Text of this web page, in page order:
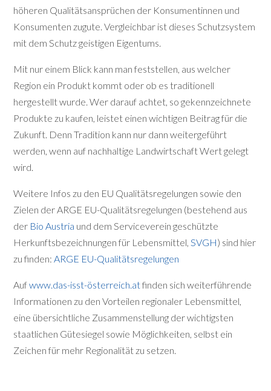
höheren Qualitätsansprüchen der Konsumentinnen und
Konsumenten zugute. Vergleichbar ist dieses Schutzsystem
mit dem Schutz geistigen Eigentums.
Mit nur einem Blick kann man feststellen, aus welcher
Region ein Produkt kommt oder ob es traditionell
hergestellt wurde. Wer darauf achtet, so gekennzeichnete
Produkte zu kaufen, leistet einen wichtigen Beitrag für die
Zukunft. Denn Tradition kann nur dann weitergeführt
werden, wenn auf nachhaltige Landwirtschaft Wert gelegt
wird.
Weitere Infos zu den EU Qualitätsregelungen sowie den
Zielen der ARGE EU-Qualitätsregelungen (bestehend aus
der Bio Austria und dem Serviceverein geschützte
Herkunftsbezeichnungen für Lebensmittel, SVGH) sind hier
zu finden: ARGE EU-Qualitätsregelungen
Aufwww.das-isst-österreich.atfinden sich weiterführende
Informationen zu den Vorteilen regionaler Lebensmittel,
eine übersichtliche Zusammenstellung der wichtigsten
staatlichen Gütesiegel sowie Möglichkeiten, selbst ein
Zeichen für mehr Regionalität zu setzen.